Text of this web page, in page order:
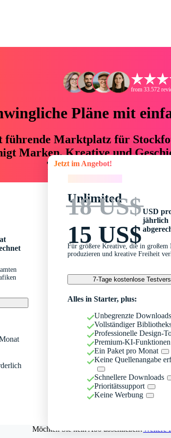
from 33.572
Pläne mit
führende Marktplatz für
Marken, Kreative und
76 % an Zeit und
Jetzt im Angebot!
Unlimited
18 US$
15 US$
USD
jährlich
Für größere Kreative, die in großem
produzieren und kreative Freiheit
7-Tage kostenlose
Alles in Starter, plus:
Unbegrenzte Downloads
Vollständiger
Professionelle Design-
Premium-KI-Funktionen
Ein Paket pro Monat
Keine Quellenangabe
Schnellere Downloads
Prioritätssupport
Keine Werbung
Möchten Sie kein Abo abschließen?Weitere